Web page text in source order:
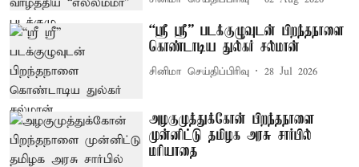
“ஸ்ரீ ஸ்ரீ” படக்குழுவுடன் பிறந்தநாளை
கொண்டாடிய துல்கர் சல்மான்
சினிமா செய்திப்பிரிவு 28 Jul 2026
அழகுமுத்துக்கோன் பிறந்தநாளை
முன்னிட்டு தமிழக அரசு சார்பில்
மரியாதை